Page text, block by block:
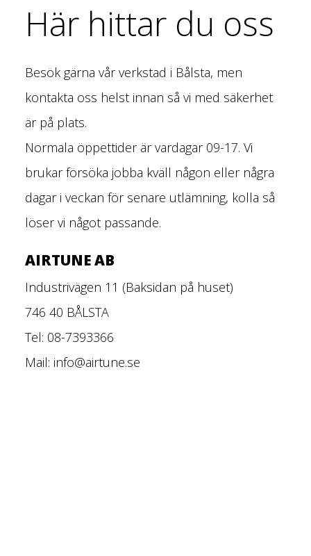
Här hittar du oss
Besök gärna vår verkstad i Bålsta, men
kontakta oss helst innan så vi med säkerhet
är på plats.
Normala öppettider är vardagar 09-17. Vi
brukar försöka jobba kväll någon eller några
dagar i veckan för senare utlämning, kolla så
löser vi något passande.
AIRTUNE AB
Industrivägen 11 (Baksidan på huset)
746 40 BÅLSTA
Tel: 08-7393366
Mail: info@airtune.se